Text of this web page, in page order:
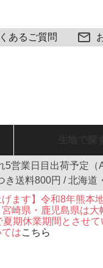
あるご質問
5営業日目出荷予定（
き送料800円 / 北海道
げます】令和8年熊本
崎県・鹿児島県は大
期休業期間とさせ
はこちら